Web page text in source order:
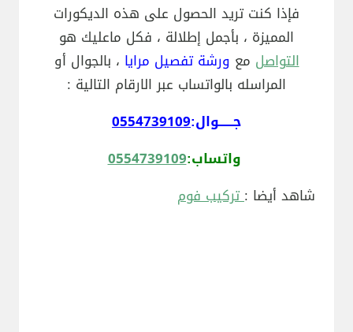
فإذا كنت تريد الحصول على هذه الديكورات
المميزة ، بأجمل إطلالة ، فكل ماعليك هو
التواصل مع ورشة تفصيل مرايا ، بالجوال أو
المراسله بالواتساب عبر الارقام التالية :
جــــــوال:0554739109
واتساب:0554739109
شاهد أيضا :تركيب فوم